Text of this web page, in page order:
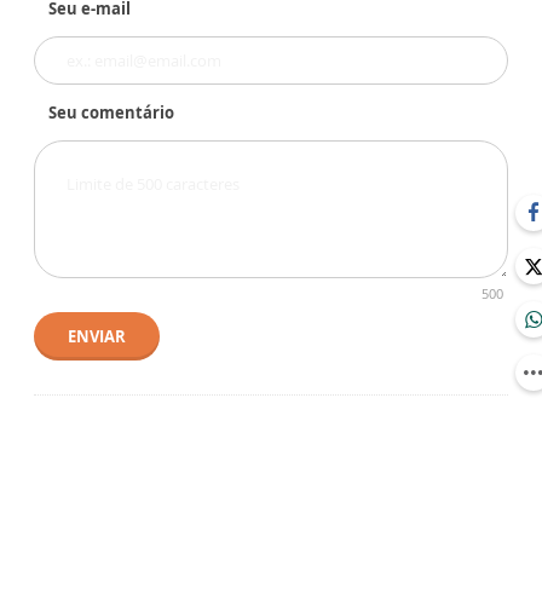
Seu e-mail
Seu comentário
500
ENVIAR